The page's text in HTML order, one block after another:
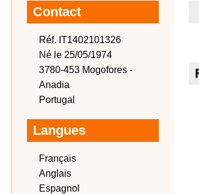
Contact
Réf. IT1402101326
Né le 25/05/1974
3780-453 Mogofores -
Anadia
Portugal
Langues
Français
Anglais
Espagnol